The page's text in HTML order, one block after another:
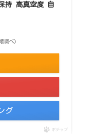
持 高真空度 自
調べ）
グ
ポチップ